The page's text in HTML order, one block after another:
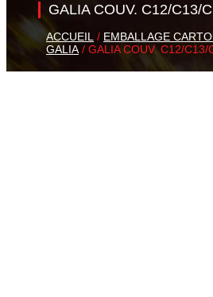
GALIA COUV. C12/C13/
ACCUEIL / EMBALLAGE
GALIA / GALIA COUV. C12/C13/